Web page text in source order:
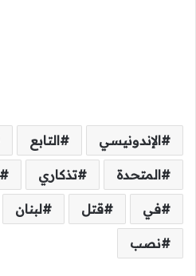
الإندونيسي التابع
المتحدة تذكاري
في قتل لبنان
نصب